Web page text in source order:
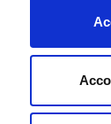
a
nuestro
boletín